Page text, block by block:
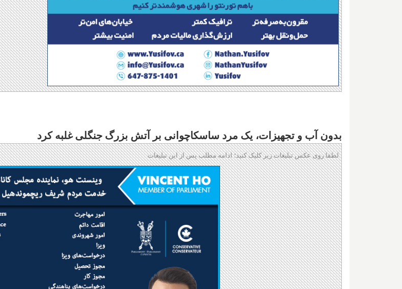
بدون آب و تجهیزات، یک مرد ساسکاچوانی بر آتش بزرگ جنگلی غلبه کرد
لطفا روی عکس تبلیغات زیر کلیک کنید؛ ادامه مطلب پس از این تبلیغات